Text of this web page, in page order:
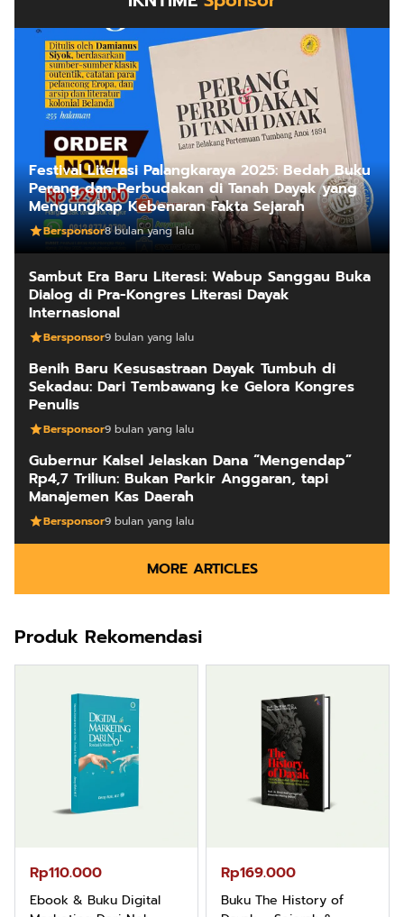
Festival Literasi Palangkaraya 2025: Bedah Buku
Perang dan Perbudakan di Tanah Dayak yang
Mengungkap Kebenaran Fakta Sejarah
Bersponsor8 bulan yang lalu
Sambut Era Baru Literasi: Wabup Sanggau Buka
Dialog di Pra-Kongres Literasi Dayak
Internasional
Bersponsor9 bulan yang lalu
Benih Baru Kesusastraan Dayak Tumbuh di
Sekadau: Dari Tembawang ke Gelora Kongres
Penulis
Bersponsor9 bulan yang lalu
Gubernur Kalsel Jelaskan Dana “Mengendap”
Rp4,7 Triliun: Bukan Parkir Anggaran, tapi
Manajemen Kas Daerah
Bersponsor9 bulan yang lalu
MORE ARTICLES
Produk Rekomendasi
Rp110.000
Ebook & Buku Digital
Rp169.000
Buku The History of